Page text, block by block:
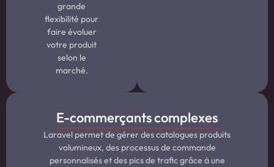
grande
flexibilité pour
faire évoluer
votre produit
selon le
marché.
E-commerçants complexes
Laravel permet de gérer des catalogues produits
volumineux, des processus de commande
personnalisés et des pics de trafic grâce à une